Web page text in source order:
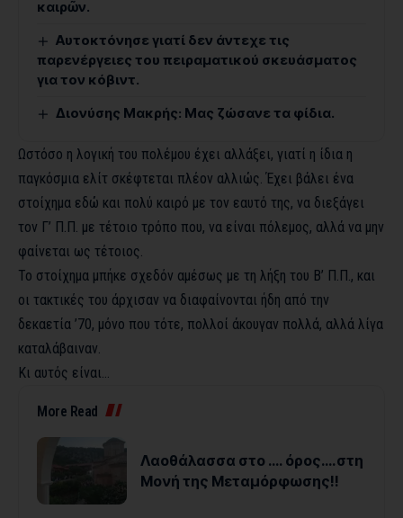
καιρῶν.
Αυτοκτόνησε γιατί δεν άντεχε τις
παρενέργειες του πειραματικού σκευάσματος
για τον κόβιντ.
Διονύσης Μακρής: Μας ζώσανε τα φίδια.
Ωστόσο η λογική του πολέμου έχει αλλάξει, γιατί η ίδια η
παγκόσμια ελίτ σκέφτεται πλέον αλλιώς. Έχει βάλει ένα
στοίχημα εδώ και πολύ καιρό με τον εαυτό της, να διεξάγει
τον Γ’ Π.Π. με τέτοιο τρόπο που, να είναι πόλεμος, αλλά να μην
φαίνεται ως τέτοιος.
Το στοίχημα μπήκε σχεδόν αμέσως με τη λήξη του Β’ Π.Π., και
οι τακτικές του άρχισαν να διαφαίνονται ήδη από την
δεκαετία ’70, μόνο που τότε, πολλοί άκουγαν πολλά, αλλά λίγα
καταλάβαιναν.
Κι αυτός είναι…
More Read
Λαοθάλασσα στο …. όρος….στη
Μονή της Μεταμόρφωσης!!